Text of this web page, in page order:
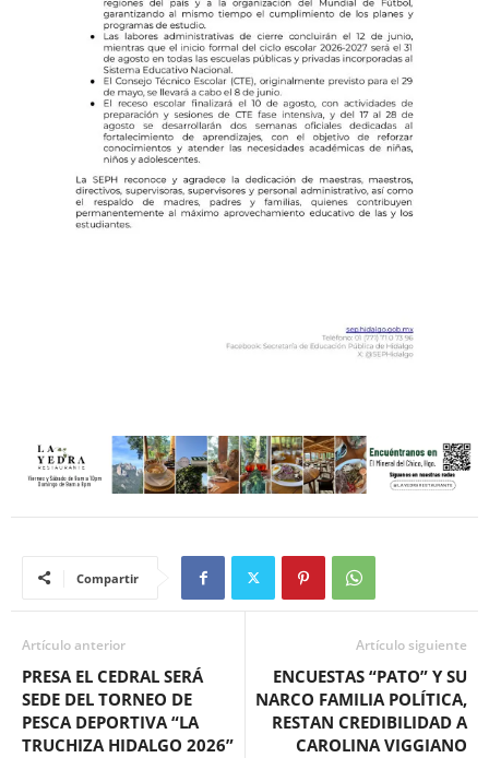
Compartir
Artículo anterior
PRESA EL CEDRAL SERÁ
SEDE DEL TORNEO DE
PESCA DEPORTIVA “LA
TRUCHIZA HIDALGO 2026”
Artículo siguiente
ENCUESTAS “PATO” Y SU
NARCO FAMILIA POLÍTICA,
RESTAN CREDIBILIDAD A
CAROLINA VIGGIANO